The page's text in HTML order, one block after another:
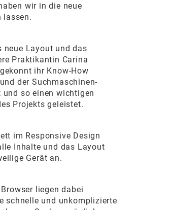
wir in die neue
lassen.
neue Layout und das
Praktikantin Carina
ihr Know-How
der Suchmaschinen-
so einen wichtigen
Projekts geleistet.
im Responsive Design
Inhalte und das Layout
Gerät an.
liegen dabei
schnelle und unkomplizierte